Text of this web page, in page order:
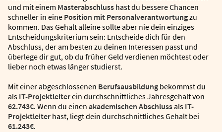
und mit einem Masterabschluss hast du bessere Chancen
schneller in eine Position mit Personalverantwortungzu
kommen. Das Gehalt alleine sollte aber nie dein einziges
Entscheidungskriterium sein: Entscheide dich für den
Abschluss, der am besten zu deinen Interessen passt und
überlege dir gut, ob du früher Geld verdienen möchtest oder
lieber noch etwas länger studierst.
Mit einer abgeschlossenen Berufsausbildung bekommst du
als IT-Projektleiterein durchschnittliches Jahresgehalt von
62.743€. Wenn du einen akademischen Abschlussals IT-
Projektleiter hast, liegt dein durchschnittliches Gehalt bei
61.243€.